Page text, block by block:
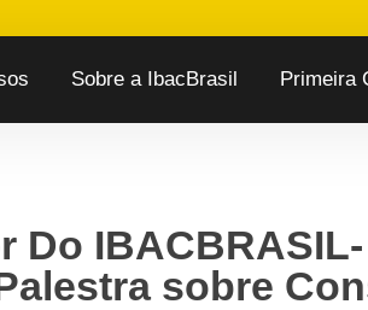
Sobre a IbacBrasil Primeira
Do
sobre